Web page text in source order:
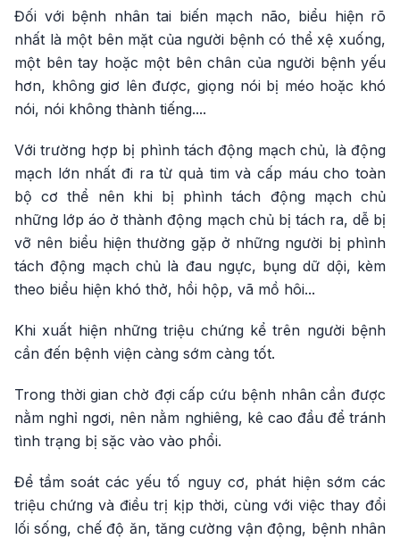
Đối với bệnh nhân tai biến mạch não, biểu hiện rõ
nhất là một bên mặt của người bệnh có thể xệ xuống,
một bên tay hoặc một bên chân của người bệnh yếu
hơn, không giơ lên được, giọng nói bị méo hoặc khó
nói, nói không thành tiếng....
Với trường hợp bị phình tách động mạch chủ, là động
mạch lớn nhất đi ra từ quả tim và cấp máu cho toàn
bộ cơ thể nên khi bị phình tách động mạch chủ
những lớp áo ở thành động mạch chủ bị tách ra, dễ bị
vỡ nên biểu hiện thường gặp ở những người bị phình
tách động mạch chủ là đau ngực, bụng dữ dội, kèm
theo biểu hiện khó thở, hồi hộp, vã mồ hôi...
Khi xuất hiện những triệu chứng kể trên người bệnh
cần đến bệnh viện càng sớm càng tốt.
Trong thời gian chờ đợi cấp cứu bệnh nhân cần được
nằm nghỉ ngơi, nên nằm nghiêng, kê cao đầu để tránh
tình trạng bị sặc vào vào phổi.
Để tầm soát các yếu tố nguy cơ, phát hiện sớm các
triệu chứng và điều trị kịp thời, cùng với việc thay đổi
lối sống, chế độ ăn, tăng cường vận động, bệnh nhân